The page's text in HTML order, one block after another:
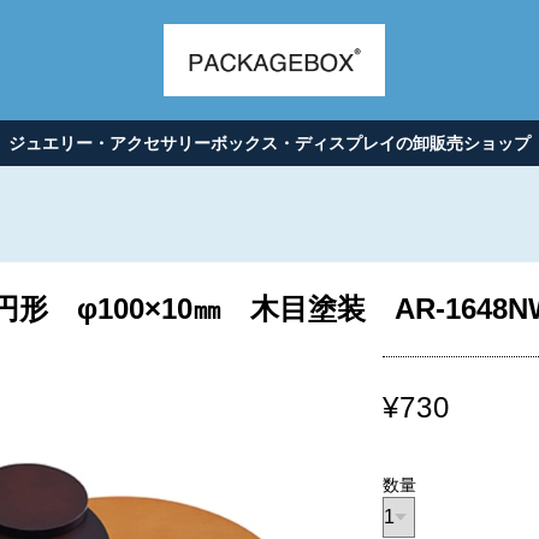
ジュエリー・アクセサリーボックス・ディスプレイの卸販売ショップ
形 φ100×10㎜ 木目塗装 AR-
¥730
数量